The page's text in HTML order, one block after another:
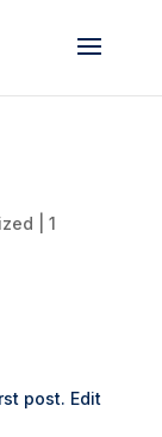
1
post. Edit